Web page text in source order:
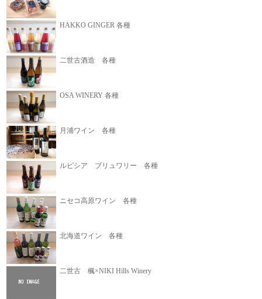
HAKKO GINGER 各種
二世古酒造 各種
OSA WINERY 各種
月浦ワイン 各種
ルピシア ブリュワリー 各種
ニセコ高原ワイン 各種
北海道ワイン 各種
二世古 楓×NIKI Hills Winery